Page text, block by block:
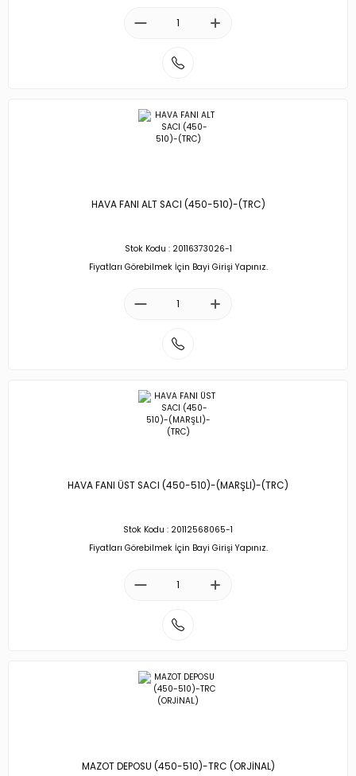
HAVA FANI ALT SACI (450-510)-(TRC)
Stok Kodu : 20116373026-1
Fiyatları Görebilmek İçin Bayi Girişi Yapınız.
HAVA FANI ÜST SACI (450-510)-(MARŞLI)-(TRC)
Stok Kodu : 20112568065-1
Fiyatları Görebilmek İçin Bayi Girişi Yapınız.
MAZOT DEPOSU (450-510)-TRC (ORJİNAL)